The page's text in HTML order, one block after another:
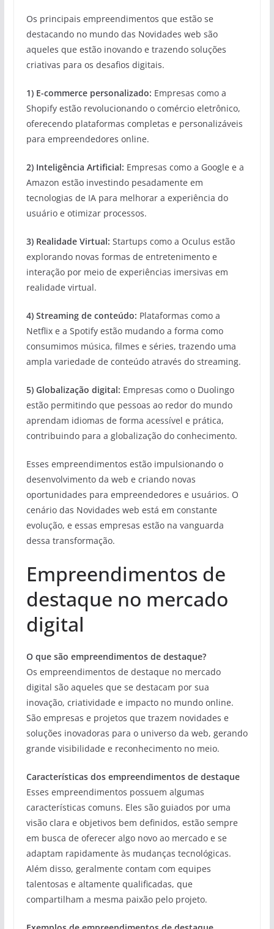
Os principais empreendimentos que estão se
destacando no mundo das Novidades web são
aqueles que estão inovando e trazendo soluções
criativas para os desafios digitais.
1) E-commerce personalizado: Empresas como a
Shopify estão revolucionando o comércio eletrônico,
oferecendo plataformas completas e personalizáveis
para empreendedores online.
2) Inteligência Artificial: Empresas como a Google e a
Amazon estão investindo pesadamente em
tecnologias de IA para melhorar a experiência do
usuário e otimizar processos.
3) Realidade Virtual: Startups como a Oculus estão
explorando novas formas de entretenimento e
interação por meio de experiências imersivas em
realidade virtual.
4) Streaming de conteúdo: Plataformas como a
Netflix e a Spotify estão mudando a forma como
consumimos música, filmes e séries, trazendo uma
ampla variedade de conteúdo através do streaming.
5) Globalização digital: Empresas como o Duolingo
estão permitindo que pessoas ao redor do mundo
aprendam idiomas de forma acessível e prática,
contribuindo para a globalização do conhecimento.
Esses empreendimentos estão impulsionando o
desenvolvimento da web e criando novas
oportunidades para empreendedores e usuários. O
cenário das Novidades web está em constante
evolução, e essas empresas estão na vanguarda
dessa transformação.
Empreendimentos de
destaque no mercado
digital
O que são empreendimentos de destaque?
Os empreendimentos de destaque no mercado
digital são aqueles que se destacam por sua
inovação, criatividade e impacto no mundo online.
São empresas e projetos que trazem novidades e
soluções inovadoras para o universo da web, gerando
grande visibilidade e reconhecimento no meio.
Características dos empreendimentos de destaque
Esses empreendimentos possuem algumas
características comuns. Eles são guiados por uma
visão clara e objetivos bem definidos, estão sempre
em busca de oferecer algo novo ao mercado e se
adaptam rapidamente às mudanças tecnológicas.
Além disso, geralmente contam com equipes
talentosas e altamente qualificadas, que
compartilham a mesma paixão pelo projeto.